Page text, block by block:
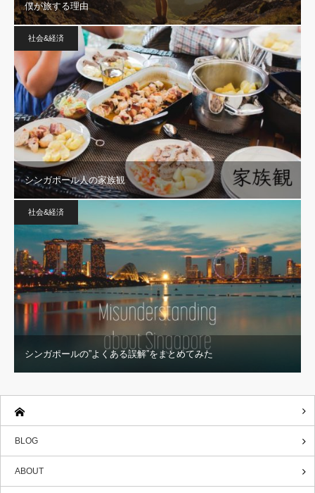
僕が旅する理由
社会&経済
シンガポール人の家族観
社会&経済
シンガポールの”よくある誤解”をまとめてみた
BLOG
ABOUT